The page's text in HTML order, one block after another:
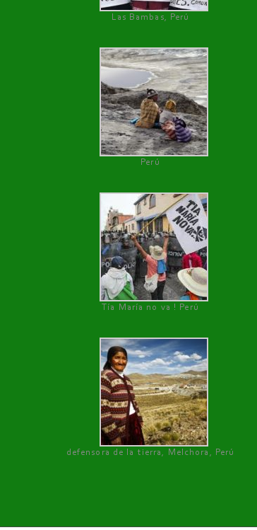
Las Bambas, Perú
Perú
Tía María no va ! Perú
defensora de la tierra, Melchora, Perú